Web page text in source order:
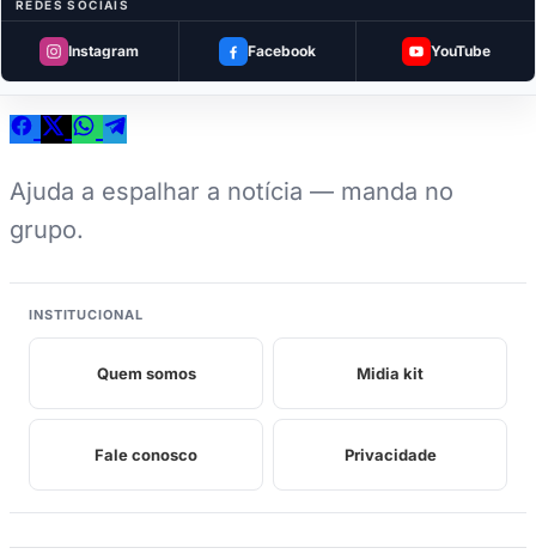
REDES SOCIAIS
Instagram Facebook YouTube
Curtiu? Compartilhe
Ajuda a espalhar a notícia — manda no
grupo.
INSTITUCIONAL
Quem somos Midia kit
Fale conosco Privacidade